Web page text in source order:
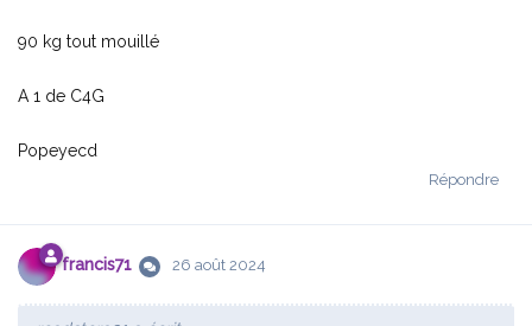
90 kg tout mouillé
A 1 de C4G
Popeyecd
Répondre
francis71 26 août 2024